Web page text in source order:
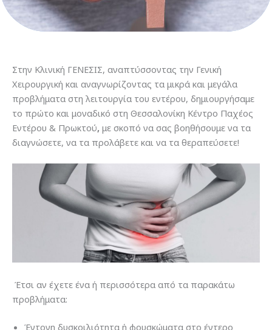
Στην Κλινική ΓΕΝΕΣΙΣ, αναπτύσσοντας την Γενική
Χειρουργική και αναγνωρίζοντας τα μικρά και μεγάλα
προβλήματα στη λειτουργία του εντέρου, δημιουργήσαμε
το πρώτο και μοναδικό στη Θεσσαλονίκη Κέντρο Παχέος
Εντέρου & Πρωκτού, με σκοπό να σας βοηθήσουμε να τα
διαγνώσετε, να τα προλάβετε και να τα θεραπεύσετε!
Έτσι αν έχετε ένα ή περισσότερα από τα παρακάτω
προβλήματα:
Έντονη δυσκοιλιότητα ή φουσκώματα στο έντερο